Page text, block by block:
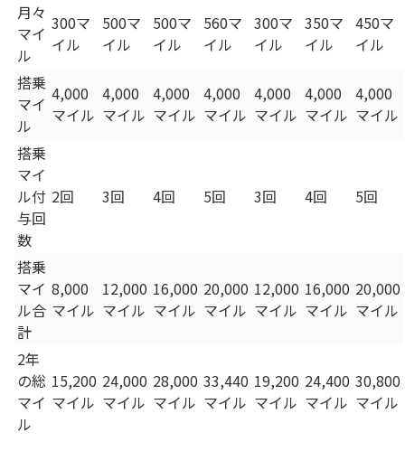
月々
マイ
ル
300マ
イル
500マ
イル
500マ
イル
560マ
イル
300マ
イル
350マ
イル
450マ
イル
搭乗
マイ
ル
4,000
マイル
4,000
マイル
4,000
マイル
4,000
マイル
4,000
マイル
4,000
マイル
4,000
マイル
搭乗
マイ
ル付
与回
数
2回 3回 4回 5回 3回 4回 5回
搭乗
マイ
ル合
計
8,000
マイル
12,000
マイル
16,000
マイル
20,000
マイル
12,000
マイル
16,000
マイル
20,000
マイル
2年
の総
マイ
ル
15,200
マイル
24,000
マイル
28,000
マイル
33,440
マイル
19,200
マイル
24,400
マイル
30,800
マイル